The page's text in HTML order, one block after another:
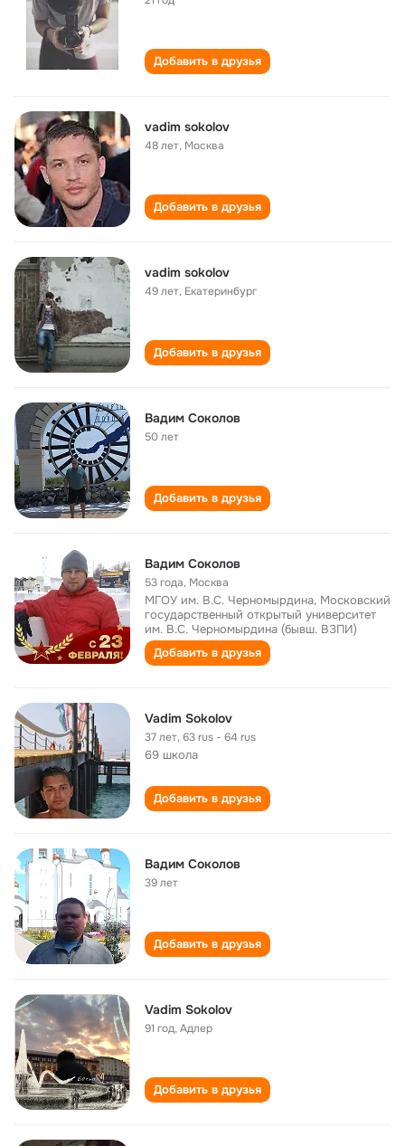
Добавить в друзья
vadim sokolov
48 лет, Москва
Добавить в друзья
vadim sokolov
49 лет, Екатеринбург
Добавить в друзья
Вадим Соколов
50 лет
Добавить в друзья
Вадим Соколов
53 года, Москва
МГОУ им. В.С. Черномырдина, Московский
государственный открытый университет
им. В.С. Черномырдина (бывш. ВЗПИ)
Добавить в друзья
Vadim Sokolov
37 лет,63 rus - 64 rus
69 школа
Добавить в друзья
Вадим Соколов
39 лет
Добавить в друзья
Vadim Sokolov
91 год,Адлер
Добавить в друзья